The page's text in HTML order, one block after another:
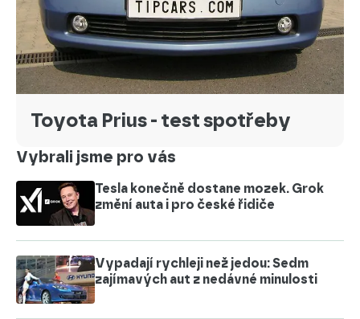
Toyota Prius - test spotřeby
Vybrali jsme pro vás
Tesla konečně dostane mozek. Grok
změní auta i pro české řidiče
Vypadají rychleji než jedou: Sedm
zajímavých aut z nedávné minulosti